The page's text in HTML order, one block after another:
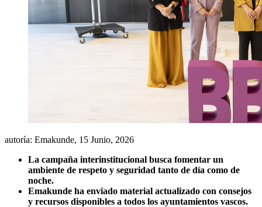
autoría: Emakunde, 15 Junio, 2026
La campaña interinstitucional busca fomentar un
ambiente de respeto y seguridad tanto de día como de
noche.
Emakunde ha enviado material actualizado con consejos
y recursos disponibles a todos los ayuntamientos vascos.